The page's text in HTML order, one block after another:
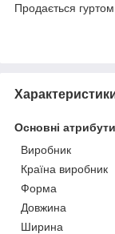
Продається гуртом
Основні атрибути
Виробник
Країна виробник
Форма
Довжина
Ширина